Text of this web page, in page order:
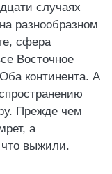
случаях
разнообразном
сфера
Восточное
континента. А
Прежде чем
а
выжили.